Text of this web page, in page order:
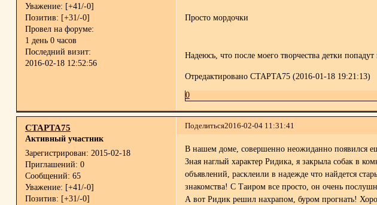
Уважение: [+41/-0]
Позитив: [+31/-0]
Провел на форуме:
1 день 0 часов
Последний визит:
2016-02-18 12:52:56
Просто мордочки
Надеюсь, что после моего творчества детки
Отредактировано СТАРТА75 (2016-01-18 19:21:13)
0
Поделиться2016-02-04 11:31:41
СТАРТА75
Активный участник
Зарегистрирован: 2015-02-18
Приглашений: 0
Сообщений: 65
Уважение: [+41/-0]
Позитив: [+31/-0]
В нашем доме, совершенно неожиданно появился
Зная наглый характер Ридика, я закрыла собак в
объявлений, расклеили в надежде что найдется
знакомства! С Таиром все просто, он очень
А вот Ридик решил нахрапом, буром прогнать!